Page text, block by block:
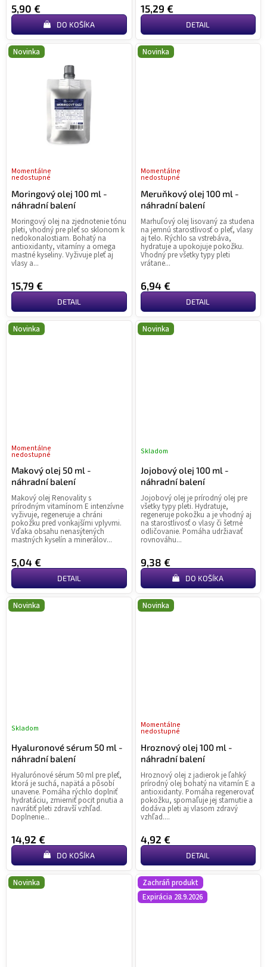
5,90 €
DO KOŠÍKA
15,29 €
DETAIL
Novinka
Moringový olej 100 ml -
náhradní balení
Momentálne
nedostupné
15,79 €
DETAIL
Moringový olej na zjednotenie tónu
pleti, vhodný pre pleť so sklonom k
nedokonalostiam. Bohatý na
antioxidanty, vitamíny a omega
mastné kyseliny. Vyživuje pleť aj
vlasy a...
Novinka
Meruňkový olej 100 ml -
náhradní balení
Momentálne
nedostupné
6,94 €
DETAIL
Marhuľový olej lisovaný za studena
na jemnú starostlivosť o pleť, vlasy
aj telo. Rýchlo sa vstrebáva,
hydratuje a upokojuje pokožku.
Vhodný pre všetky typy pleti
vrátane...
Novinka
Makový olej 50 ml -
náhradní balení
Momentálne
nedostupné
5,04 €
DETAIL
Makový olej Renovality s
prírodným vitamínom E intenzívne
vyživuje, regeneruje a chráni
pokožku pred vonkajšími vplyvmi.
Vďaka obsahu nenasýtených
mastných kyselín a minerálov...
Novinka
Jojobový olej 100 ml -
náhradní balení
Skladom
9,38 €
DO KOŠÍKA
Jojobový olej je prírodný olej pre
všetky typy pleti. Hydratuje,
regeneruje pokožku a je vhodný aj
na starostlivosť o vlasy či šetrné
odličovanie. Pomáha udržiavať
rovnováhu...
Novinka
Hyaluronové sérum 50 ml -
náhradní balení
Skladom
14,92 €
DO KOŠÍKA
Hyalurónové sérum 50 ml pre pleť,
ktorá je suchá, napätá a pôsobí
unavene. Pomáha rýchlo doplniť
hydratáciu, zmierniť pocit pnutia a
navrátiť pleti zdravší vzhľad.
Doplnenie...
Novinka
Hroznový olej 100 ml -
náhradní balení
Momentálne
nedostupné
4,92 €
DETAIL
Hroznový olej z jadierok je ľahký
prírodný olej bohatý na vitamín E a
antioxidanty. Pomáha regenerovať
pokožku, spomaľuje jej starnutie a
dodáva pleti aj vlasom zdravý
vzhľad....
Novinka
Zachráň produkt
Expirácia 28.9.2026